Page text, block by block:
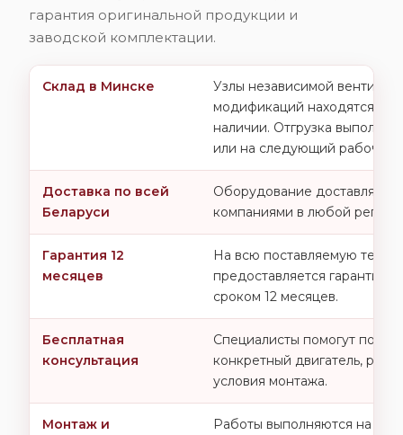
гарантия оригинальной продукции и
заводской комплектации.
Склад в Минске
Узлы независимой
модификаций находятся в
наличии. Отгрузка
или на следующий рабочий
Доставка по всей
Беларуси
Оборудование
компаниями в любой регион
Гарантия 12
месяцев
На всю поставляемую
предоставляется гарантия
сроком 12 месяцев.
Бесплатная
консультация
Специалисты помогут
конкретный двигатель,
условия монтажа.
Монтаж и
Работы выполняются на